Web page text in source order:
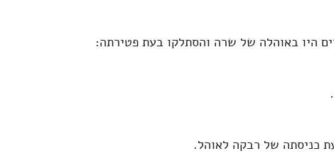
היו באוהלה של שרה והסתלקו בעת פטירתה:
כניסתה של רבקה לאוהל.